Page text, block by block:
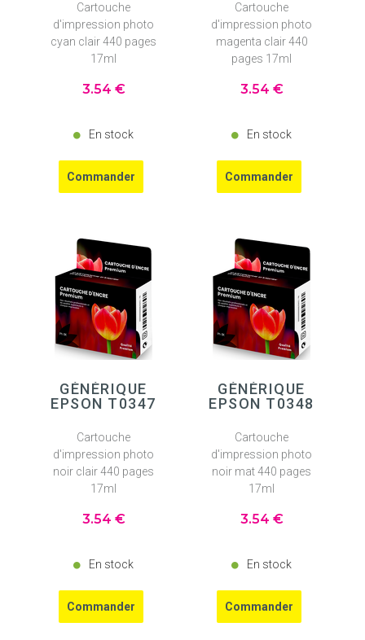
Cartouche
d'impression photo
cyan clair 440 pages
17ml
3.54 €
En stock
Cartouche
d'impression photo
magenta clair 440
pages 17ml
3.54 €
En stock
GÉNÉRIQUE
EPSON T0347
Cartouche
d'impression photo
noir clair 440 pages
17ml
3.54 €
En stock
GÉNÉRIQUE
EPSON T0348
Cartouche
d'impression photo
noir mat 440 pages
17ml
3.54 €
En stock